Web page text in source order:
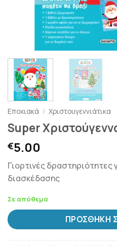
Εποχιακά / Χριστουγεννιάτικα
Super
€5.00
Γιορτινές
διασκέδασης
Σε απόθεμα
ΠΡΟΣΘΉΚΗ